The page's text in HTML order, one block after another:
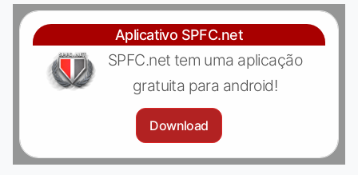
Aplicativo SPFC.net
SPFC.net tem uma aplicação
gratuita para android!
Download